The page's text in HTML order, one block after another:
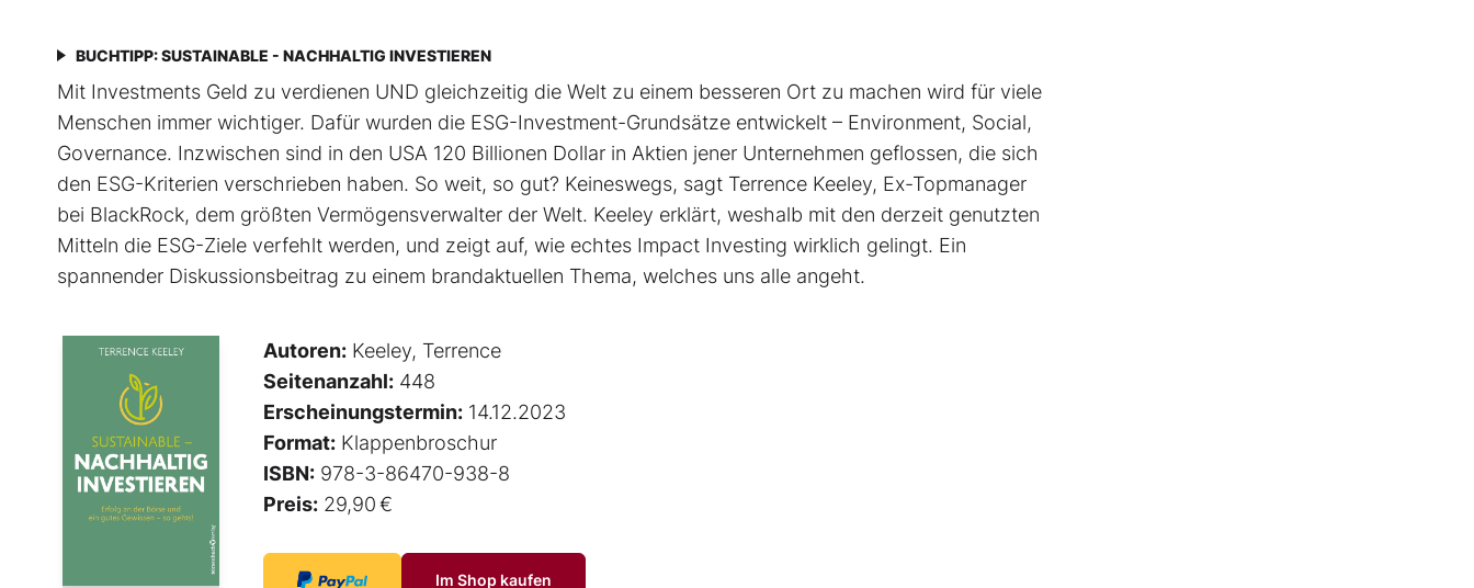
BUCHTIPP: SUSTAINABLE - NACHHALTIG INVESTIEREN
Mit Investments Geld zu verdienen UND gleichzeitig die Welt zu einem besseren Ort zu machen wird für viele
Menschen immer wichtiger. Dafür wurden die ESG-Investment-Grundsätze entwickelt – Environment, Social,
Governance. Inzwischen sind in den USA 120 Billionen Dollar in Aktien jener Unternehmen geflossen, die sich
den ESG-Kriterien verschrieben haben. So weit, so gut? Keineswegs, sagt Terrence Keeley, Ex-Topmanager
bei BlackRock, dem größten Vermögensverwalter der Welt. Keeley erklärt, weshalb mit den derzeit genutzten
Mitteln die ESG-Ziele verfehlt werden, und zeigt auf, wie echtes Impact Investing wirklich gelingt. Ein
spannender Diskussionsbeitrag zu einem brandaktuellen Thema, welches uns alle angeht.
Autoren: Keeley, Terrence
Seitenanzahl: 448
Erscheinungstermin: 14.12.2023
Format: Klappenbroschur
ISBN: 978-3-86470-938-8
Preis: 29,90 €
Im Shop kaufen